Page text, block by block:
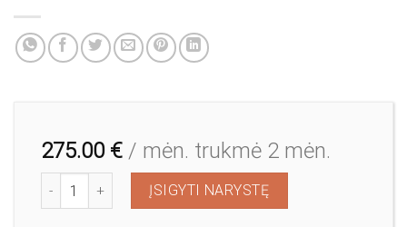
275.00 € / mėn. trukmė 2 mėn.
produkto kiekis: Sidabrinė Dviejų mėnesių narystė - 24 kartai
ĮSIGYTI NARYSTĘ